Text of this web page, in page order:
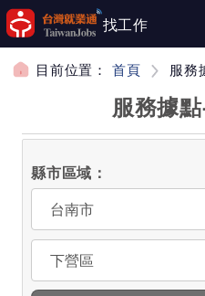
跳到主要內容
找工作
目前位置： 首頁 服務
服務據
縣市區域：
選擇縣市
選擇區域